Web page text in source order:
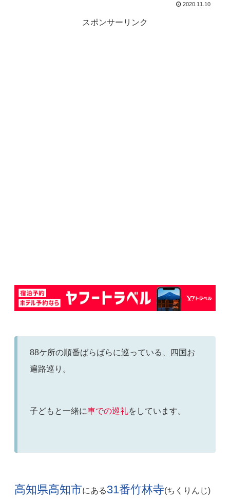
2020.11.10
スポンサーリンク
88ケ所の順番ばらばらに巡っている、四国お
遍路巡り。
子どもと一緒に車での巡礼をしています。
高知県高知市にある31番竹林寺(ちくりんじ)